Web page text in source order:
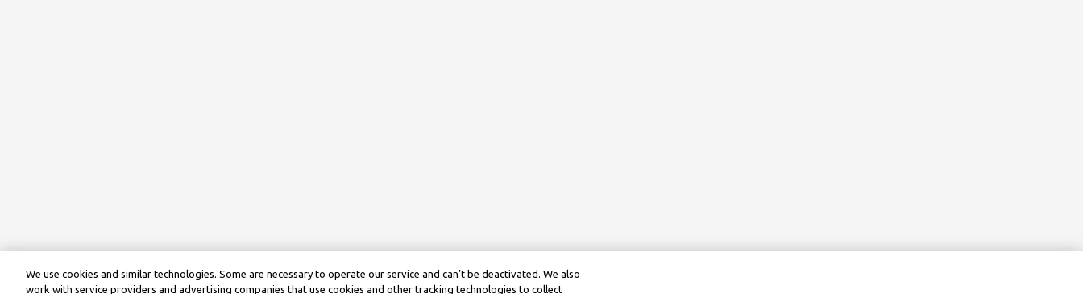
We use cookies and similar technologies. Some are necessary to operate our service and can’t be deactivated. We also
work with service providers and advertising companies that use cookies and other tracking technologies to collect